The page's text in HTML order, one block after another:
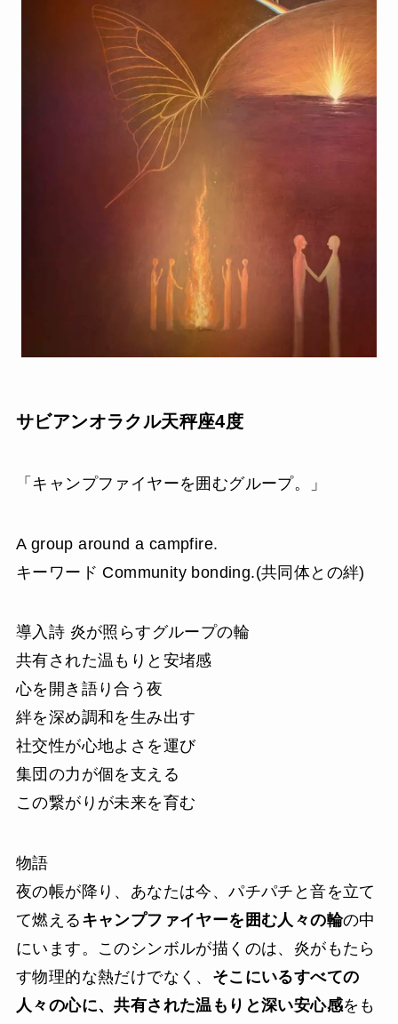
サビアンオラクル天秤座4度
「キャンプファイヤーを囲むグループ。」
A group around a campfire.
キーワード Community bonding.(共同体との絆)
導入詩 炎が照らすグループの輪
共有された温もりと安堵感
心を開き語り合う夜
絆を深め調和を生み出す
社交性が心地よさを運び
集団の力が個を支える
この繋がりが未来を育む
物語
夜の帳が降り、あなたは今、パチパチと音を立て
て燃える キャンプファイヤーを囲む人々の輪の中
にいます。このシンボルが描くのは、炎がもたら
す物理的な熱だけでなく、 そこにいるすべての
人々の心に、共有された温もりと深い安心感をも